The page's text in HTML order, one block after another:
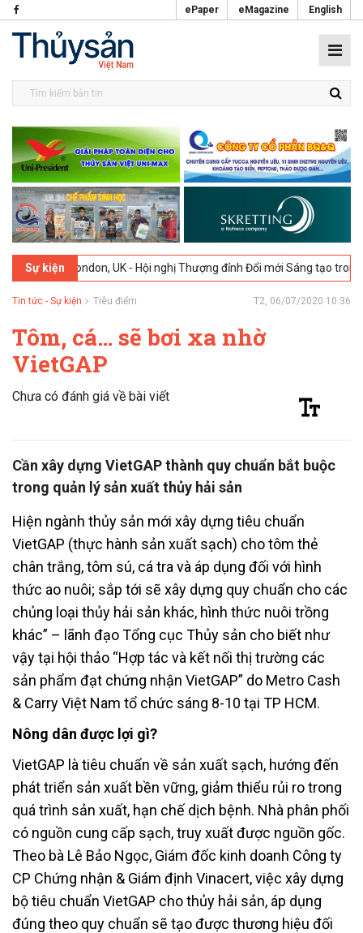
ePaper eMagazine English
Sự kiện
London, UK - Hội nghị Thượng đỉnh Đổi mới Sáng tạo trong Ngành
Tin tức - Sự kiện Tiêu điểm T2, 06/07/2020 10:36
Tôm, cá… sẽ bơi xa nhờ
VietGAP
Chưa có đánh giá về bài viết
Cần xây dựng VietGAP thành quy chuẩn bắt buộc
trong quản lý sản xuất thủy hải sản
Hiện ngành thủy sản mới xây dựng tiêu chuẩn
VietGAP (thực hành sản xuất sạch) cho tôm thẻ
chân trắng, tôm sú, cá tra và áp dụng đối với hình
thức ao nuôi; sắp tới sẽ xây dựng quy chuẩn cho các
chủng loại thủy hải sản khác, hình thức nuôi trồng
khác” – lãnh đạo Tổng cục Thủy sản cho biết như
vậy tại hội thảo “Hợp tác và kết nối thị trường các
sản phẩm đạt chứng nhận VietGAP” do Metro Cash
& Carry Việt Nam tổ chức sáng 8-10 tại TP HCM.
Nông dân được lợi gì?
VietGAP là tiêu chuẩn về sản xuất sạch, hướng đến
phát triển sản xuất bền vững, giảm thiểu rủi ro trong
quá trình sản xuất, hạn chế dịch bệnh. Nhà phân phối
có nguồn cung cấp sạch, truy xuất được nguồn gốc.
Theo bà Lê Bảo Ngọc, Giám đốc kinh doanh Công ty
CP Chứng nhận & Giám định Vinacert, việc xây dựng
bộ tiêu chuẩn VietGAP cho thủy hải sản, áp dụng
đúng theo quy chuẩn sẽ tạo được thương hiệu đối